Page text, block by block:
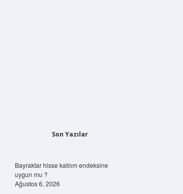
Son Yazılar
Bayraktar hisse katılım endeksine
uygun mu ?
Ağustos 6, 2026